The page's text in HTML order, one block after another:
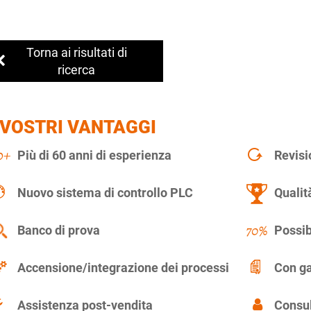
Torna ai risultati di
ricerca
VANTAGGI
Più di 60 anni di esperienza
Nuovo sistema di controllo PLC
Banco di prova
Accensione/integrazione dei processi Con
Assistenza post-vendita